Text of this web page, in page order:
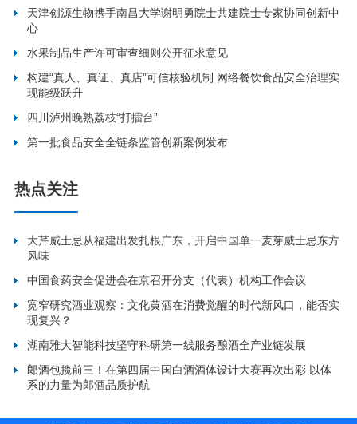
天津创源生物携手南昌大学谢明勇院士共建院士专家协同创新中
心
水果制品生产许可审查细则公开征求意见
构建“真人、真证、真店”可信核验机制 网络餐饮食品安全治理实
现能级跃升
四川泸州晚熟荔枝“打擂台”
第一批食品安全全链条监管创新案例发布
热点关注
大芹威士忌从福建出发扎根广东，开启中国单一麦芽威士忌东方
风味
中国食药安全促进会在京召开分支（代表）机构工作会议
宽窄研究酒业观察：文化黄酒在消费觉醒的时代新风口，能否实
现复兴？
湖南雅大智能科技坚守科研第一线服务酿酒全产业链发展
郎酒包揽前三！在第四届中国白酒酒体设计大赛再次出彩 以体
系的力量为郎酒品质护航